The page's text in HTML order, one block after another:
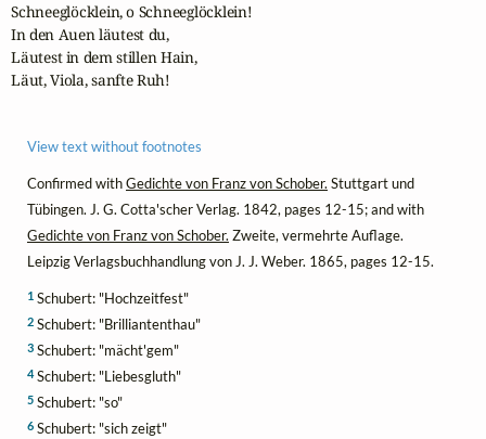
Schneeglöcklein, o Schneeglöcklein!
In den Auen läutest du,
Läutest in dem stillen Hain,
Läut, Viola, sanfte Ruh!
View text without footnotes
Confirmed withGedichte von Franz von Schober. Stuttgart und
Tübingen. J. G. Cotta'scher Verlag. 1842, pages 12-15; and with
Gedichte von Franz von Schober. Zweite, vermehrte Auflage.
Leipzig Verlagsbuchhandlung von J. J. Weber. 1865, pages 12-15.
1 Schubert: "Hochzeitfest"
2 Schubert: "Brilliantenthau"
3 Schubert: "mächt'gem"
4Schubert: "Liebesgluth"
5 Schubert: "so"
6 Schubert: "sich zeigt"